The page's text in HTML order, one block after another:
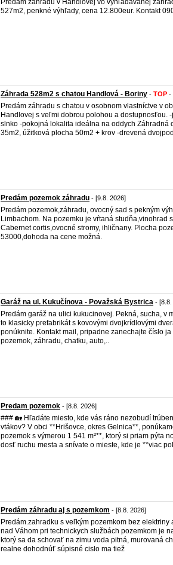
Predám záhradu v Handlovej vo vyhľadávanej
527m2, penkné výhľady, cena 12.800eur. Kontakt
Záhrada 528m2 s chatou Handlová - Boriny - TOP -
Predám záhradu s chatou v osobnom vlastníctve v
Handlovej s veľmi dobrou polohou a dostupnosťou.
slnko -pokojná lokalita ideálna na oddych Záhradná
35m2, úžitková plocha 50m2 + krov -drevená
Predám pozemok záhradu - [9.8. 2026]
Predám pozemok,záhradu, ovocný sad s pekným
Limbachom. Na pozemku je vŕtaná studňa,vinohrad
Cabernet cortis,ovocné stromy, ihličnany. Plocha
53000,dohoda na cene možná.
Garáž na ul. Kukučínova - Považská Bystrica - [8.8.
Predám garáž na ulici kukucinovej. Pekná, sucha, v
to klasicky prefabrikát s kovovými dvojkrídlovými
ponúknite. Kontakt mail, pripadne zanechajte číslo
pozemok, záhradu, chatku, auto,..
Predam pozemok - [8.8. 2026]
### 🏡 Hľadáte miesto, kde vás ráno nezobudí
vtákov? V obci **Hrišovce, okres Gelnica**,
pozemok s výmerou 1 541 m²**, ktorý si priam pýta
dosť ruchu mesta a snívate o mieste, kde je **viac
Predám záhradu aj s pozemkom - [8.8. 2026]
Predám.zahradku s veľkým pozemkom bez
nad Váhom pri technickych službách pozemkom je
ktorý sa da schovať na zimu voda pitná, murovaná
realne dohodnúť súpisné cislo ma tiež